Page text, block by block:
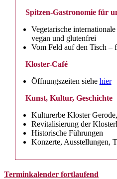
Spitzen-Gastronomie für
Vegetarische
vegan und glutenfrei
Vom Feld auf den Tisch –
Kloster-Café
Öffnungszeiten siehe hier
Kunst, Kultur, Geschichte
Kulturerbe Kloster
Revitalisierung der
Historische Führungen
Konzerte, Ausstellungen,
Terminkalender fortlaufend